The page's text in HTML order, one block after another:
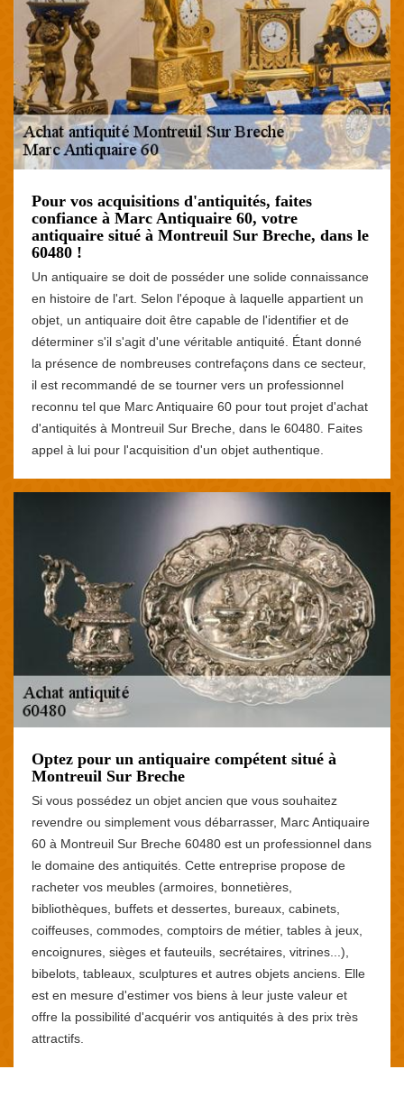
Pour vos acquisitions d'antiquités, faites
confiance à Marc Antiquaire 60, votre
antiquaire situé à Montreuil Sur Breche, dans le
60480 !
Un antiquaire se doit de posséder une solide connaissance
en histoire de l'art. Selon l'époque à laquelle appartient un
objet, un antiquaire doit être capable de l'identifier et de
déterminer s'il s'agit d'une véritable antiquité. Étant donné
la présence de nombreuses contrefaçons dans ce secteur,
il est recommandé de se tourner vers un professionnel
reconnu tel que Marc Antiquaire 60 pour tout projet d'achat
d'antiquités à Montreuil Sur Breche, dans le 60480. Faites
appel à lui pour l'acquisition d'un objet authentique.
Optez pour un antiquaire compétent situé à
Montreuil Sur Breche
Si vous possédez un objet ancien que vous souhaitez
revendre ou simplement vous débarrasser, Marc Antiquaire
60 à Montreuil Sur Breche 60480 est un professionnel dans
le domaine des antiquités. Cette entreprise propose de
racheter vos meubles (armoires, bonnetières,
bibliothèques, buffets et dessertes, bureaux, cabinets,
coiffeuses, commodes, comptoirs de métier, tables à jeux,
encoignures, sièges et fauteuils, secrétaires, vitrines...),
bibelots, tableaux, sculptures et autres objets anciens. Elle
est en mesure d'estimer vos biens à leur juste valeur et
offre la possibilité d'acquérir vos antiquités à des prix très
attractifs.